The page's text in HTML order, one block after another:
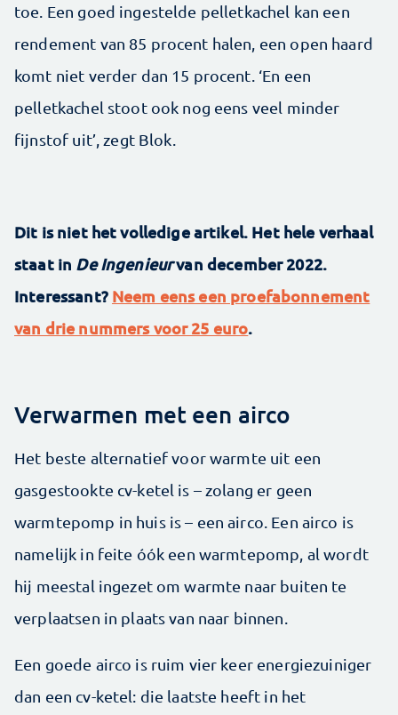
toe. Een goed ingestelde pelletkachel kan een
rendement van 85 procent halen, een open haard
komt niet verder dan 15 procent. ‘En een
pelletkachel stoot ook nog eens veel minder
fijnstof uit’, zegt Blok.
Dit is niet het volledige artikel. Het hele verhaal
staat in De Ingenieurvan december 2022.
Interessant? Neem eens een proefabonnement
van drie nummers voor 25 euro.
Verwarmen met een airco
Het beste alternatief voor warmte uit een
gasgestookte cv-ketel is – zolang er geen
warmtepomp in huis is – een airco. Een airco is
namelijk in feite óók een warmtepomp, al wordt
hij meestal ingezet om warmte naar buiten te
verplaatsen in plaats van naar binnen.
Een goede airco is ruim vier keer energiezuiniger
dan een cv-ketel: die laatste heeft in het